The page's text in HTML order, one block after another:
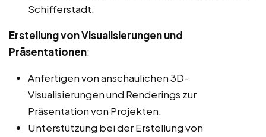
Schifferstadt.
Erstellung von Visualisierungen und
Präsentationen:
Anfertigen von anschaulichen 3D-
Visualisierungen und Renderings zur
Präsentation von Projekten.
Unterstützung bei der Erstellung von